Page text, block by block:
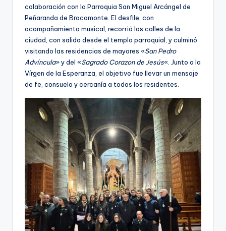
colaboración con la Parroquia San Miguel Arcángel de
Peñaranda de Bracamonte. El desfile, con
acompañamiento musical, recorrió las calles de la
ciudad, con salida desde el templo parroquial, y culminó
visitando las residencias de mayores «San Pedro
Advíncula» y del «Sagrado Corazon de Jesús«. Junto a la
Vírgen de la Esperanza, el objetivo fue llevar un mensaje
de fe, consuelo y cercanía a todos los residentes.